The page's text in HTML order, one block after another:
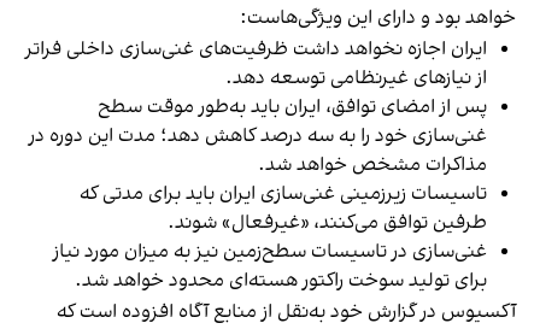
خواهد بود و دارای این ویژگی‌هاست:
ایران اجازه نخواهد داشت ظرفیت‌های غنی‌سازی داخلی فراتر
از نیازهای غیرنظامی توسعه دهد.
پس از امضای توافق، ایران باید به‌طور موقت سطح
غنی‌سازی خود را به سه درصد کاهش دهد؛ مدت این دوره در
مذاکرات مشخص خواهد شد.
تاسیسات زیرزمینی غنی‌سازی ایران باید برای مدتی که
طرفین توافق می‌کنند، «غیرفعال» شوند.
غنی‌سازی در تاسیسات سطح‌زمین نیز به میزان مورد نیاز
برای تولید سوخت راکتور هسته‌ای محدود خواهد شد.
آکسیوس در گزارش خود به‌نقل از منابع آگاه افزوده است که